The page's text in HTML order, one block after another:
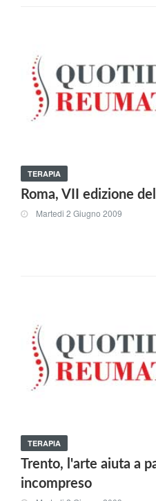
TERAPIA
Roma, VII edizione
Martedi 2 Giugno 2009
TERAPIA
Trento, l'arte aiuta a
incompreso